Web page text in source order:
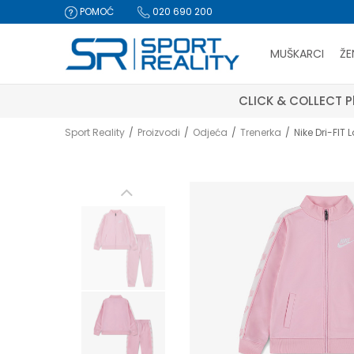
POMOĆ 020 690 200
MUŠKARCI
CLICK &
Sport Reality Proizvodi Odjeća Trenerka Nike Dri-FIT